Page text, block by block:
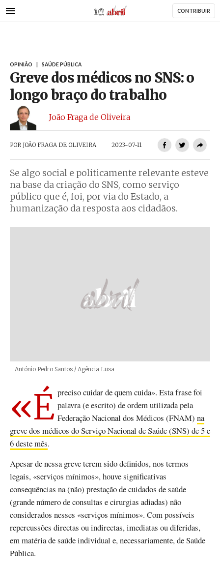
para
AbrilAbril CONTRIBUIR
OPINIÃO SAÚDE PÚBLICA
Greve dos médicos no SNS: o
longo braço do trabalho
João Fraga de Oliveira
POR JOÃO FRAGA DE OLIVEIRA 2023-07-11
Se algo social e politicamente relevante esteve
na base da criação do SNS, como serviço
público que é, foi, por via do Estado, a
humanização da resposta aos cidadãos.
Créditos
António Pedro Santos / Agência Lusa
«É preciso cuidar de quem cuida». Esta frase foi palavra (e escrito) de ordem utilizada pela
Federação Nacional dos Médicos (FNAM) na
greve dos médicos do Serviço Nacional de Saúde (SNS) de 5 e
6 deste mês.
Apesar de nessa greve terem sido definidos, nos termos
legais, «serviços mínimos», houve significativas
consequências na (não) prestação de cuidados de saúde
(grande número de consultas e cirurgias adiadas) não
considerados nesses «serviços mínimos». Com possíveis
repercussões directas ou indirectas, imediatas ou diferidas,
em matéria de saúde individual e, necessariamente, de Saúde
Pública.